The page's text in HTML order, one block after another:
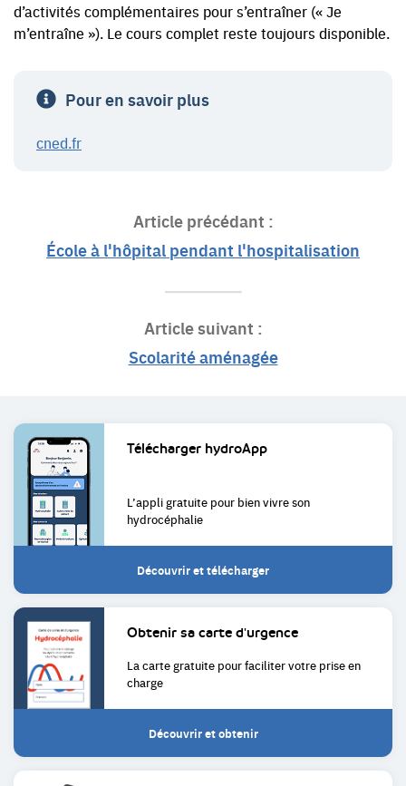
d’activités complémentaires pour s’entraîner (« Je
m’entraîne »). Le cours complet reste toujours disponible.
Pour en savoir plus
cned.fr
Article précédant :
École à l'hôpital pendant l'hospitalisation
Article suivant :
Scolarité aménagée
Liens
utiles
Télécharger hydroApp
L’appli gratuite pour bienvivre son
hydrocéphalie
Découvrir et télécharger
Obtenir sa carte d'urgence
La carte gratuite pour facilitervotre prise en
charge
Découvrir et obtenir